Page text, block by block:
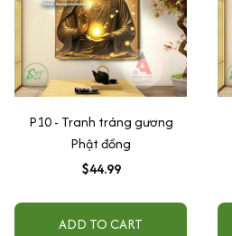
P10 - Tranh tráng gương
Phật đồng
$44.99
ADD TO CART